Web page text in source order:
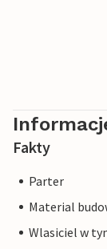
Fakty
Parter
Material
Wlasiciel w